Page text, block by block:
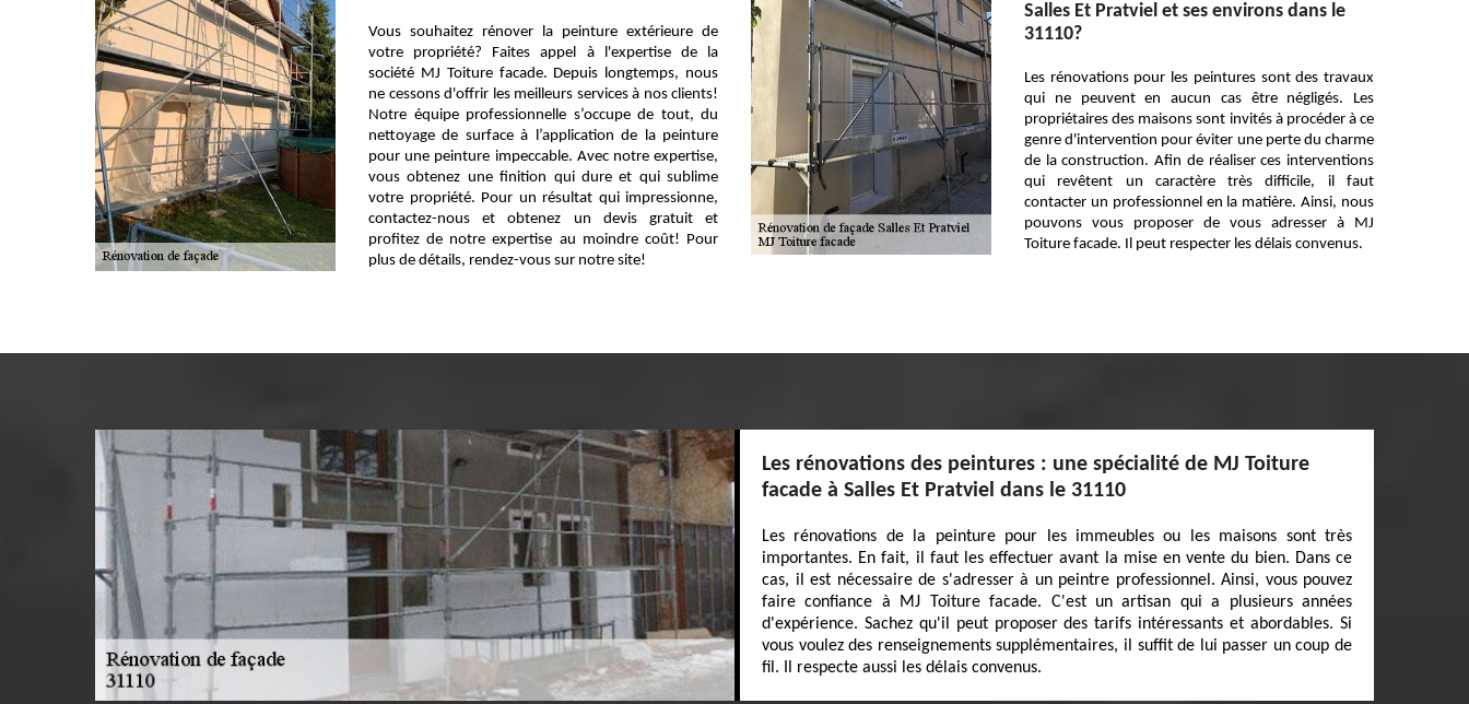
Vous souhaitez rénover la peinture extérieure de
votre propriété? Faites appel à l'expertise de la
société MJ Toiture facade. Depuis longtemps, nous
ne cessons d'offrir les meilleurs services à nos clients!
Notre équipe professionnelle s’occupe de tout, du
nettoyage de surface à l’application de la peinture
pour une peinture impeccable. Avec notre expertise,
vous obtenez une finition qui dure et qui sublime
votre propriété. Pour un résultat qui impressionne,
contactez-nous et obtenez un devis gratuit et
profitez de notre expertise au moindre coût! Pour
plus de détails, rendez-vous sur notre site!
Salles Et Pratviel et ses environs dans le
31110?
Les rénovations pour les peintures sont des travaux
qui ne peuvent en aucun cas être négligés. Les
propriétaires des maisons sont invités à procéder à ce
genre d'intervention pour éviter une perte du charme
de la construction. Afin de réaliser ces interventions
qui revêtent un caractère très difficile, il faut
contacter un professionnel en la matière. Ainsi, nous
pouvons vous proposer de vous adresser à MJ
Toiture facade. Il peut respecter les délais convenus.
Les rénovations des peintures : une spécialité de MJ Toiture
facade à Salles Et Pratviel dans le 31110
Les rénovations de la peinture pour les immeubles ou les maisons sont très
importantes. En fait, il faut les effectuer avant la mise en vente du bien. Dans ce
cas, il est nécessaire de s'adresser à un peintre professionnel. Ainsi, vous pouvez
faire confiance à MJ Toiture facade. C'est un artisan qui a plusieurs années
d'expérience. Sachez qu'il peut proposer des tarifs intéressants et abordables. Si
vous voulez des renseignements supplémentaires, il suffit de lui passer un coup de
fil. Il respecte aussi les délais convenus.